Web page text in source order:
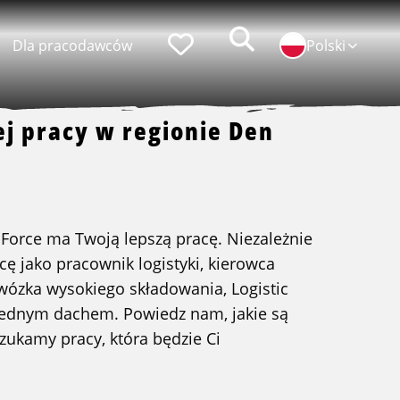
praca w Simon Loos
praca w Albert Keijzer
Dla pracodawców Faworyci ZoekenPolski
pracy w regionie Den
ma Twoją lepszą pracę. Niezależnie
jako pracownik logistyki, kierowca
wysokiego składowania, Logistic
dachem. Powiedz nam, jakie są
pracy, która będzie Ci